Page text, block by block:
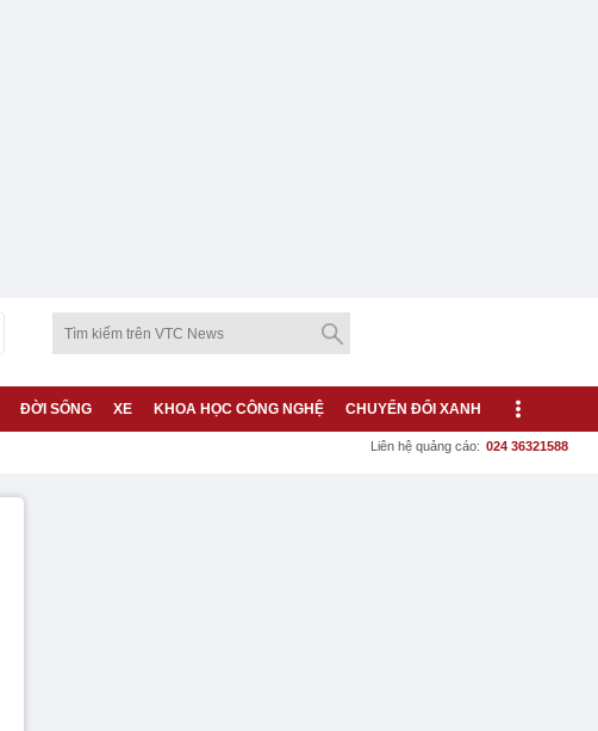
ĐỜI SỐNG XE KHOA HỌC CÔNG NGHỆ CHUYỂN ĐỔI XANH
Liên hệ quảng cáo: 024 36321588